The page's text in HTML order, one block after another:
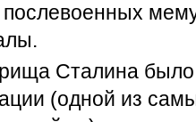
послевоенных
Сталина
(одной из